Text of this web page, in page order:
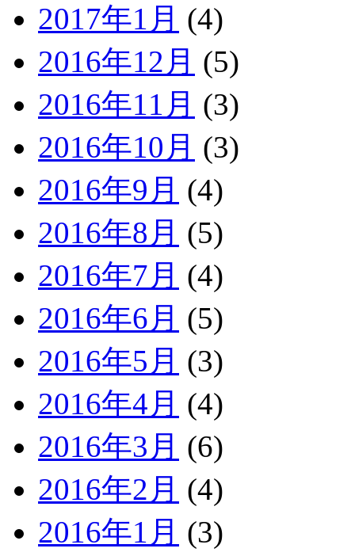
2017年1月 (4)
2016年12月 (5)
2016年11月 (3)
2016年10月 (3)
2016年9月 (4)
2016年8月 (5)
2016年7月 (4)
2016年6月 (5)
2016年5月 (3)
2016年4月 (4)
2016年3月 (6)
2016年2月 (4)
2016年1月 (3)